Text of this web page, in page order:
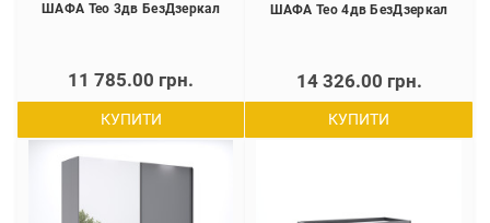
ШАФА Тео 3дв БезДзеркал
11 785.00 грн.
КУПИТИ
ШАФА Тео 4дв БезДзеркал
14 326.00 грн.
КУПИТИ